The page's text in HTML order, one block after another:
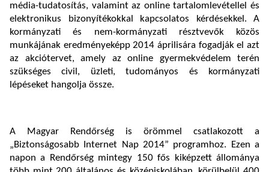
média-tudatosítás, valamint az online tartalomlevétellel és
elektronikus bizonyítékokkal kapcsolatos kérdésekkel. A
kormányzati és nem-kormányzati résztvevők közös
munkájának eredményeképp 2014 áprilisára fogadják el azt
az akciótervet, amely az online gyermekvédelem terén
szükséges civil, üzleti, tudományos és kormányzati
lépéseket hangolja össze.
A Magyar Rendőrség is örömmel csatlakozott a
„Biztonságosabb Internet Nap 2014” programhoz. Ezen a
napon a Rendőrség mintegy 150 fős kiképzett állománya